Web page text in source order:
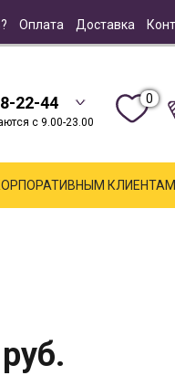
Оплата Доставка
22-44
с 9.00-23.00
0
КЛИЕНТАМ
руб.